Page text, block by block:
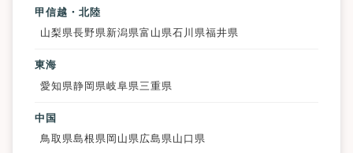
甲信越・北陸
山梨県長野県新潟県富山県石川県福井県
東海
愛知県静岡県岐阜県 三重県
中国
鳥取県島根県 岡山県広島県山口県